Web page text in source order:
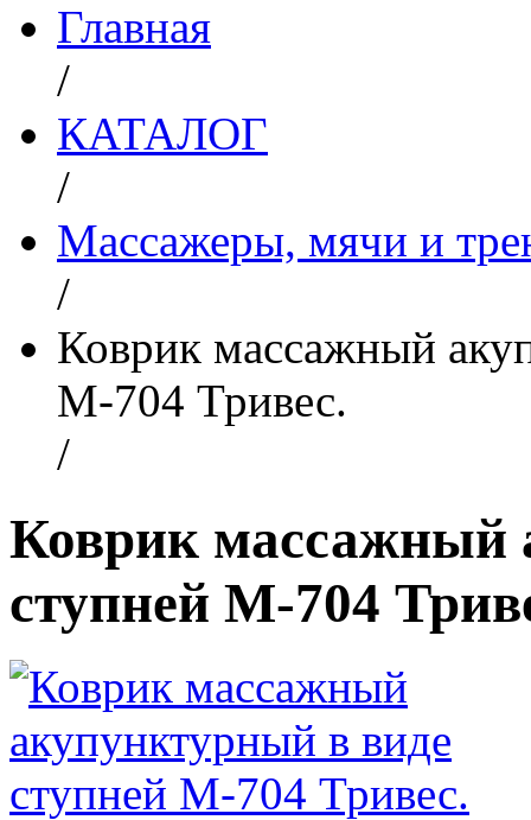
Главная
/
КАТАЛОГ
/
Массажеры, мячи и
/
Коврик массажный
М-704 Тривес.
/
Коврик массажный
ступней М-704